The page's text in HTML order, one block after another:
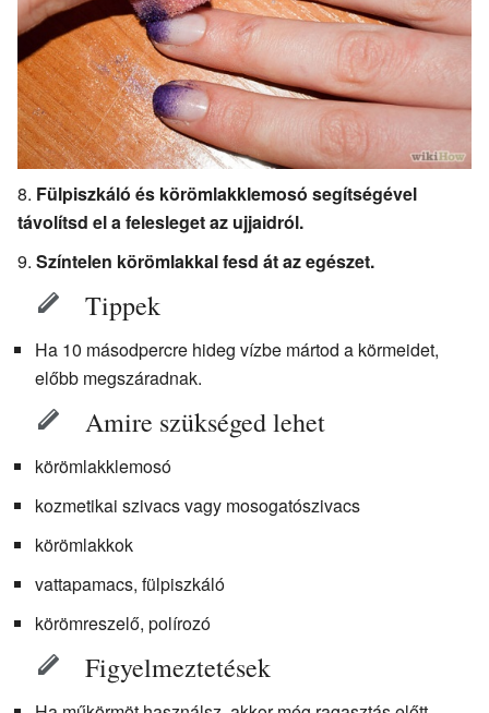
Fülpiszkáló és körömlakklemosó segítségével
távolítsd el a felesleget az ujjaidról.
Színtelen körömlakkal fesd át az egészet.
Tippek
Ha 10 másodpercre hideg vízbe mártod a körmeidet,
előbb megszáradnak.
Amire szükséged lehet
körömlakklemosó
kozmetikai szivacs vagy mosogatószivacs
körömlakkok
vattapamacs, fülpiszkáló
körömreszelő, polírozó
Figyelmeztetések